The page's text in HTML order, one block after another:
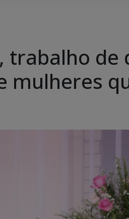
trabalho
mulheres